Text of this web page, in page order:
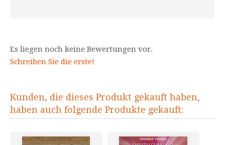
Es liegen noch keine Bewertungen vor.
Schreiben Sie die erste!
Kunden, die dieses Produkt gekauft haben,
haben auch folgende Produkte gekauft: